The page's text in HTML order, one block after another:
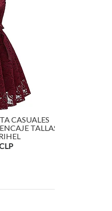
CASUALES
TALLAS